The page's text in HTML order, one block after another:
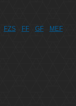
FZS FF GF
MEF